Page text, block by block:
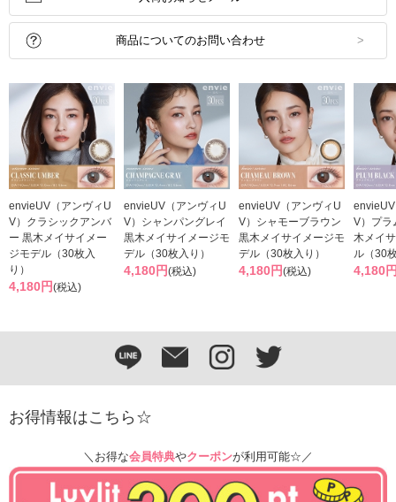
商品についてのお問い合わせ
envieUV（アンヴィU
V）クラシックアンバ
ー 黒木メイサイメー
ジモデル（30枚入
り）
4,180円(税込)
envieUV（アンヴィU
V）シャンパングレイ
黒木メイサイメージモ
デル（30枚入り）
4,180円(税込)
envieUV（アンヴィU
V）シャモーブラウン
黒木メイサイメージモ
デル（30枚入り）
4,180円(税込)
V）プラ
木メイ
ル（30
4,180
お得情報はこちら☆
＼お得な会員特典やクーポンが利用可能☆／